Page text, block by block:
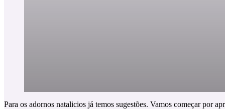
Para os adornos natalicios já temos sugestões. Vamos começar por